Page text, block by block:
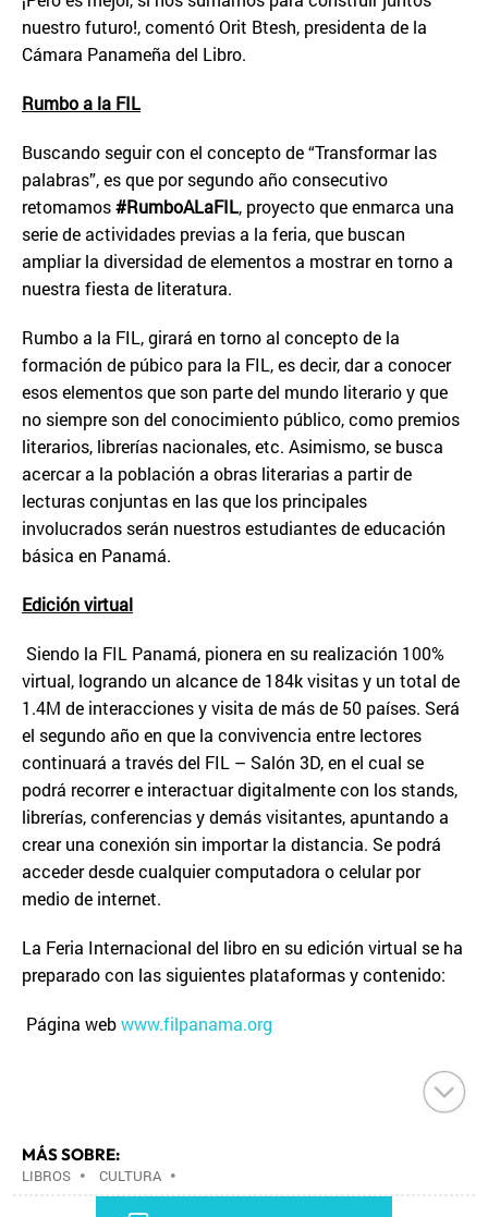
nuestro futuro!, comentó Orit Btesh, presidenta de la
Cámara Panameña del Libro.
Rumbo a la FIL
Buscando seguir con el concepto de “Transformar las
palabras”, es que por segundo año consecutivo
retomamos#RumboALaFIL, proyecto que enmarca una
serie de actividades previas a la feria, que buscan
ampliar la diversidad de elementos a mostrar en torno a
nuestra fiesta de literatura.
Rumbo a la FIL, girará en torno al concepto de la
formación de púbico para la FIL, es decir, dar a conocer
esos elementos que son parte del mundo literario y que
no siempre son del conocimiento público, como premios
literarios, librerías nacionales, etc. Asimismo, se busca
acercar a la población a obras literarias a partir de
lecturas conjuntas en las que los principales
involucrados serán nuestros estudiantes de educación
básica en Panamá.
Edición virtual
Siendo la FIL Panamá, pionera en su realización 100%
virtual, logrando un alcance de 184k visitas y un total de
1.4M de interacciones y visita de más de 50 países. Será
el segundo año en que la convivencia entre lectores
continuará a través del FIL – Salón 3D, en el cual se
podrá recorrer e interactuar digitalmente con los stands,
librerías, conferencias y demás visitantes, apuntando a
crear una conexión sin importar la distancia. Se podrá
acceder desde cualquier computadora o celular por
medio de internet.
La Feria Internacional del libro en su edición virtual se ha
preparado con las siguientes plataformas y contenido:
Página webwww.filpanama.org
MÁS SOBRE:
LIBROS • CULTURA •